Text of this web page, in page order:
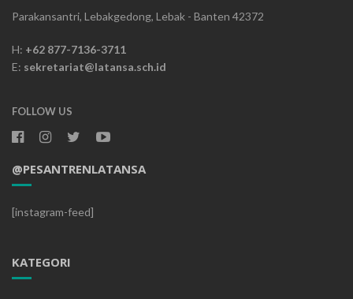
Parakansantri, Lebakgedong, Lebak - Banten 42372
H: +62 877-7136-3711
E: sekretariat@latansa.sch.id
FOLLOW US
@PESANTRENLATANSA
[instagram-feed]
KATEGORI